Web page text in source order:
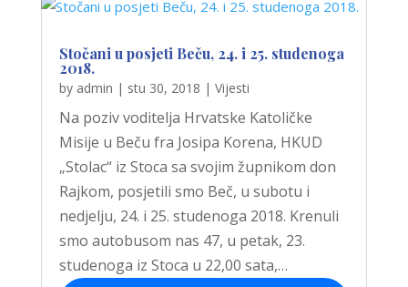
Stočani u posjeti Beču, 24. i 25. studenoga
2018.
by admin | stu 30, 2018 | Vijesti
Na poziv voditelja Hrvatske Katoličke
Misije u Beču fra Josipa Korena, HKUD
„Stolac“ iz Stoca sa svojim župnikom don
Rajkom, posjetili smo Beč, u subotu i
nedjelju, 24. i 25. studenoga 2018. Krenuli
smo autobusom nas 47, u petak, 23.
studenoga iz Stoca u 22,00 sata,…